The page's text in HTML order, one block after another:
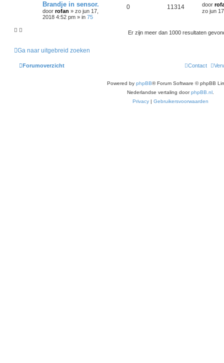
Brandje in sensor.
door rofan » zo jun 17,
2018 4:52 pm » in 75
0 11314 door
zo jun
Er zijn meer dan 1000 resultaten
Ga naar uitgebreid zoeken
Forumoverzicht Contact
Powered by phpBB® Forum Software © phpBB
Nederlandse vertaling doorphpBB.nl.
Privacy| Gebruikersvoorwaarden